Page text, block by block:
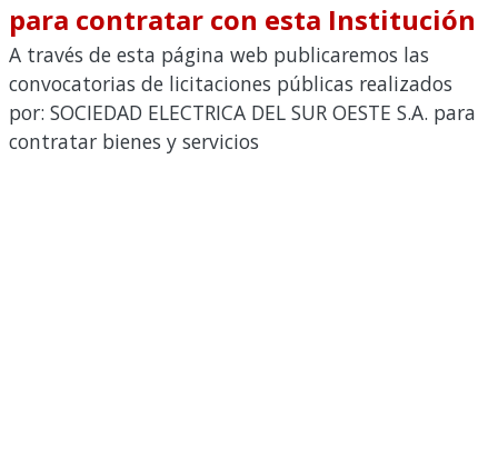
para contratar con esta Institución
A través de esta página web publicaremos las
convocatorias de licitaciones públicas realizados
por: SOCIEDAD ELECTRICA DEL SUR OESTE S.A. para
contratar bienes y servicios